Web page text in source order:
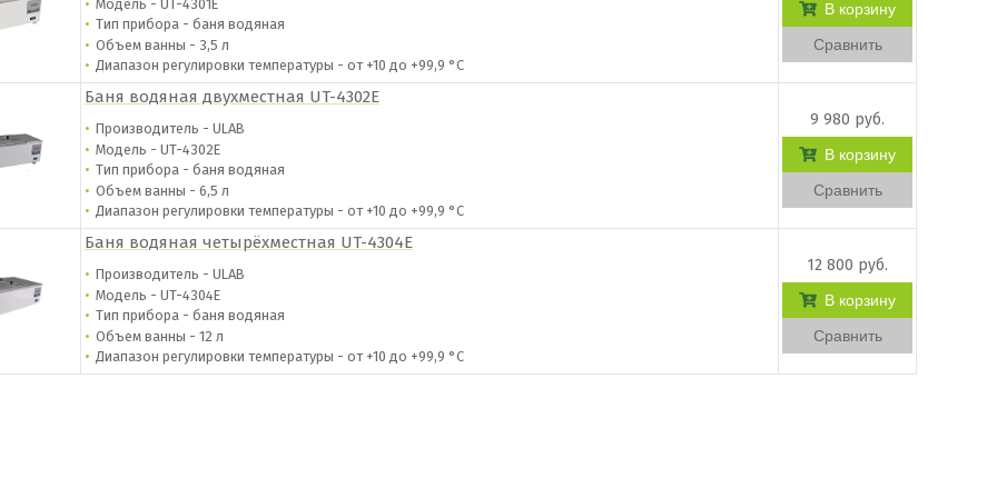
Модель - UT-4301E
Тип прибора - баня водяная
Объем ванны - 3,5 л
Диапазон регулировки температуры - от +10 до +99,9 °С
В корзину
Сравнить
Баня водяная двухместная UT-4302E
Производитель - ULAB
Модель - UT-4302E
Тип прибора - баня водяная
Объем ванны - 6,5 л
Диапазон регулировки температуры - от +10 до +99,9 °С
9 980 руб.
В корзину
Сравнить
Баня водяная четырёхместная UT-4304E
Производитель - ULAB
Модель - UT-4304E
Тип прибора - баня водяная
Объем ванны - 12 л
Диапазон регулировки температуры - от +10 до +99,9 °С
12 800 руб.
В корзину
Сравнить